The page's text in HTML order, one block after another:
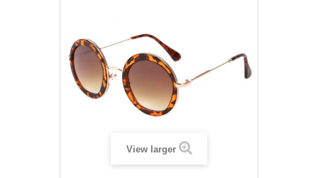
View larger